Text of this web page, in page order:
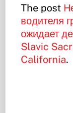
The post
водителя
ожидает
Slavic
California.